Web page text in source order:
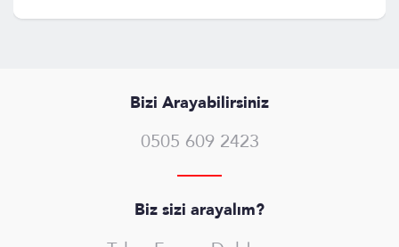
Bizi Arayabilirsiniz
0505 609 2423
Biz sizi arayalım?